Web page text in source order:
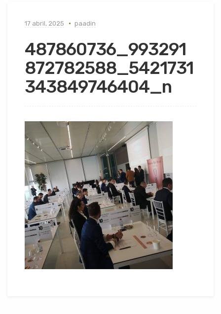
17 abril, 2025 paadin
487860736_993291
872782588_5421731
343849746404_n